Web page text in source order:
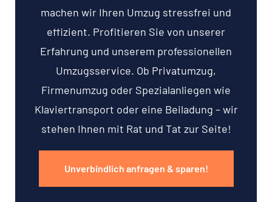
machen wir Ihren Umzug stressfrei und
effizient. Profitieren Sie von unserer
Erfahrung und unserem professionellen
Umzugsservice. Ob Privatumzug,
Firmenumzug oder Spezialanliegen wie
Klaviertransport oder eine Beiladung – wir
stehen Ihnen mit Rat und Tat zur Seite!
Unverbindlich anfragen & sparen!